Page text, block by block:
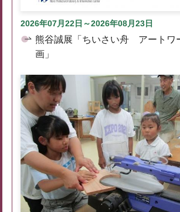
2026年07月22日～2026年08月23日
熊谷誠展「ちいさい舟 アートワ
画」